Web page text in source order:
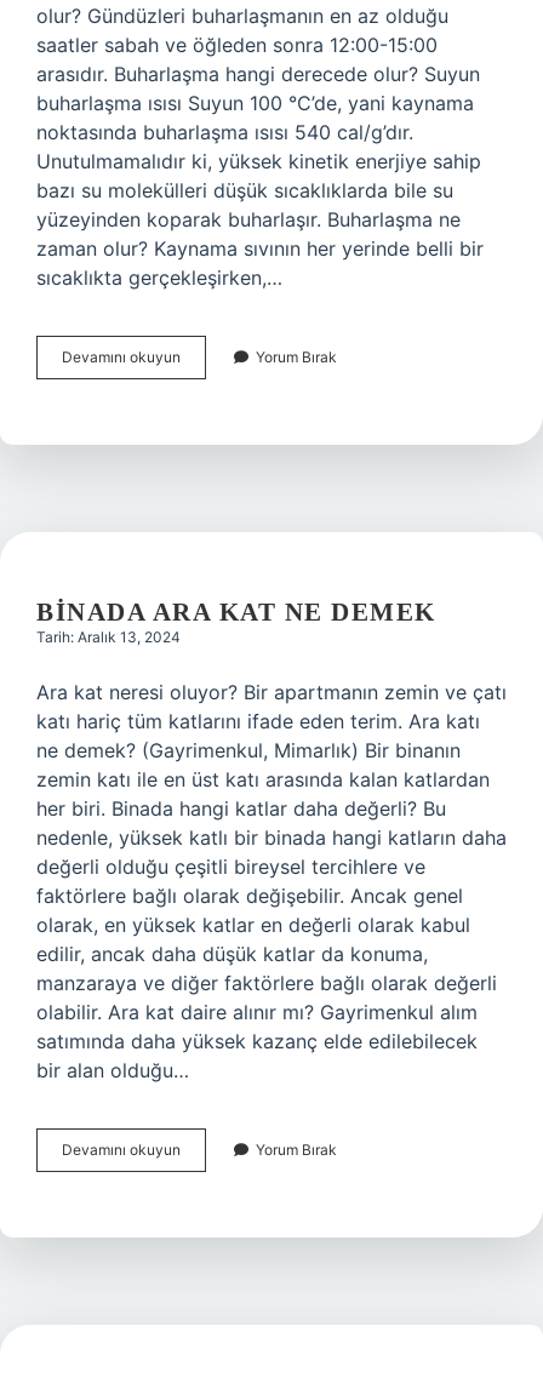
olur? Gündüzleri buharlaşmanın en az olduğu
saatler sabah ve öğleden sonra 12:00-15:00
arasıdır. Buharlaşma hangi derecede olur? Suyun
buharlaşma ısısı Suyun 100 °C’de, yani kaynama
noktasında buharlaşma ısısı 540 cal/g’dır.
Unutulmamalıdır ki, yüksek kinetik enerjiye sahip
bazı su molekülleri düşük sıcaklıklarda bile su
yüzeyinden koparak buharlaşır. Buharlaşma ne
zaman olur? Kaynama sıvının her yerinde belli bir
sıcaklıkta gerçekleşirken,…
Devamını okuyun
Buharlaşma
Yorum Bırak
BINADA ARA KAT NE DEMEK
Tarih: Aralık 13, 2024
Ara kat neresi oluyor? Bir apartmanın zemin ve çatı
katı hariç tüm katlarını ifade eden terim. Ara katı
ne demek? (Gayrimenkul, Mimarlık) Bir binanın
zemin katı ile en üst katı arasında kalan katlardan
her biri. Binada hangi katlar daha değerli? Bu
nedenle, yüksek katlı bir binada hangi katların daha
değerli olduğu çeşitli bireysel tercihlere ve
faktörlere bağlı olarak değişebilir. Ancak genel
olarak, en yüksek katlar en değerli olarak kabul
edilir, ancak daha düşük katlar da konuma,
manzaraya ve diğer faktörlere bağlı olarak değerli
olabilir. Ara kat daire alınır mı? Gayrimenkul alım
satımında daha yüksek kazanç elde edilebilecek
bir alan olduğu…
Devamını okuyun
Ara
Demek
Yorum Bırak